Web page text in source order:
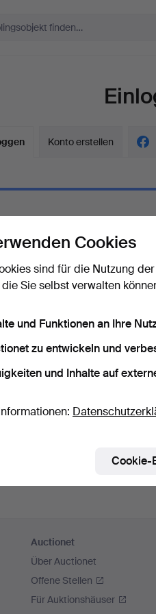
Konto erstellen
vergessen?
speichern
Auctionet
Über Auctionet
Offene Stellen
Für Auktionshäuser
Cookies
sind für die Nutzung
Sie selbst verwalten
und Funktionen an Ihre
zu entwickeln und
und Inhalte auf
Cookie-